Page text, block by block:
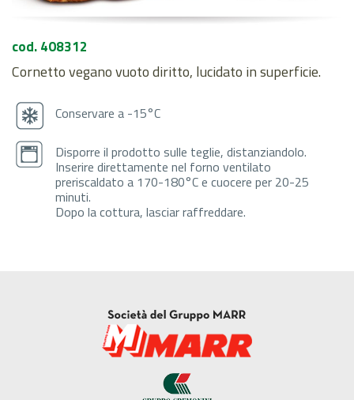
cod. 408312
Cornetto vegano vuoto diritto, lucidato in superficie.
Conservare a -15°C
Disporre il prodotto sulle teglie, distanziandolo.
Inserire direttamente nel forno ventilato
preriscaldato a 170-180°C e cuocere per 20-25
minuti.
Dopo la cottura, lasciar raffreddare.